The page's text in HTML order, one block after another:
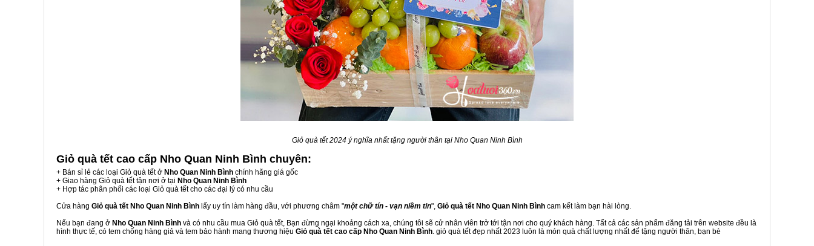
Giỏ quà tết 2024 ý nghĩa nhất tặng người thân tại Nho Quan Ninh Bình
Giỏ quà tết cao cấp Nho Quan Ninh Bình chuyên:
+ Bán sỉ lẻ các loại Giỏ quà tết ở Nho Quan Ninh Bình chính hãng giá gốc
+ Giao hàng Giỏ quà tết tận nơi ở tại Nho Quan Ninh Bình
+ Hợp tác phân phối các loại Giỏ quà tết cho các đại lý có nhu cầu
Cửa hàng Giỏ quà tết Nho Quan Ninh Bình lấy uy tín làm hàng đầu, với phương châm "một chữ tín - vạn niềm tin", Giỏ quà tết Nho Quan Ninh Bình cam kết làm bạn hài lòng.
Nếu bạn đang ở Nho Quan Ninh Bình và có nhu cầu mua Giỏ quà tết, Bạn đừng ngại khoảng cách xa, chúng tôi sẽ cử nhân viên trở tới tận nơi cho quý khách hàng. Tất cả các sản phẩm đăng tải trên website đều là
hình thực tế, có tem chống hàng giả và tem bảo hành mang thương hiệu Giỏ quà tết cao cấp Nho Quan Ninh Bình. giỏ quà tết đẹp nhất 2023 luôn là món quà chất lượng nhất để tặng người thân, bạn bè